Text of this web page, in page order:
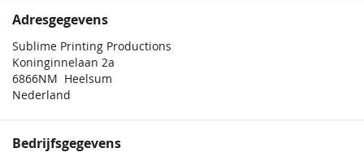
Adresgegevens
Sublime Printing Productions
Koninginnelaan 2a
6866NM Heelsum
Nederland
Bedrijfsgegevens